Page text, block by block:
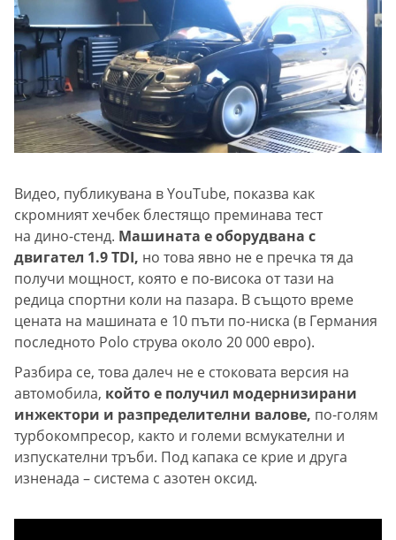
Видео, публикувана в YouTube, показва как
скромният хечбек блестящо преминава тест
на дино-стенд. Машината е оборудвана с
двигател 1.9 TDI, но това явно не е пречка тя да
получи мощност, която е по-висока от тази на
редица спортни коли на пазара. В същото време
цената на машината е 10 пъти по-ниска (в Германия
последното Polo струва около 20 000 евро).
Разбира се, това далеч не е стоковата версия на
автомобила, който е получил модернизирани
инжектори и разпределителни валове, по-голям
турбокомпресор, както и големи всмукателни и
изпускателни тръби. Под капака се крие и друга
изненада – система с азотен оксид.